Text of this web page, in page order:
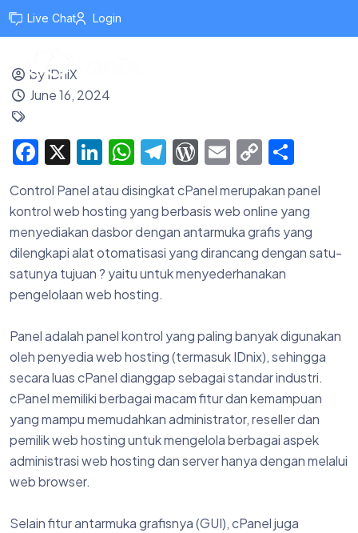
Live Chat Login
by IDniX
June 16, 2024
Facebook
X LinkedIn
WhatsApp
Telegram
WordPress
Email
Copy
Link
Control Panel atau disingkat cPanel merupakan panel
kontrol web hosting yang berbasis web online yang
menyediakan dasbor dengan antarmuka grafis yang
dilengkapi alat otomatisasi yang dirancang dengan satu-
satunya tujuan ? yaitu untuk menyederhanakan
pengelolaan web hosting.
Panel adalah panel kontrol yang paling banyak digunakan
oleh penyedia web hosting (termasuk IDnix), sehingga
secara luas cPanel dianggap sebagai standar industri.
cPanel memiliki berbagai macam fitur dan kemampuan
yang mampu memudahkan administrator, reseller dan
pemilik web hosting untuk mengelola berbagai aspek
administrasi web hosting dan server hanya dengan melalui
web browser.
Selain fitur antarmuka grafisnya (GUI), cPanel juga